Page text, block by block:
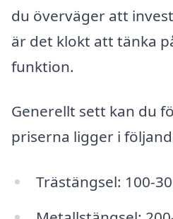
du överväger att
är det klokt att tänka
funktion.
Generellt sett kan du
priserna ligger i
Trästängsel: 100-